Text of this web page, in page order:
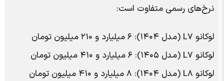
نرخ‌های رسمی متفاوت است:
لوکانو L۷ (مدل ۱۴۰۴): ۶ میلیارد و ۲۱۰ میلیون تومان
لوکانو L۷ (مدل ۱۴۰۵): ۶ میلیارد و ۴۱۰ میلیون تومان
لوکانو L۸ (مدل ۱۴۰۴): ۸ میلیارد و ۴۱۰ میلیون تومان